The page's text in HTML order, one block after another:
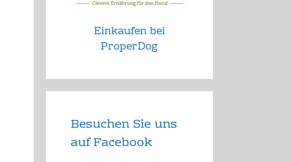
Einkaufen bei
ProperDog
Besuchen Sie uns
auf Facebook